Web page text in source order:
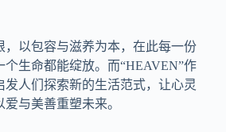
，以包容与滋养为本，在此每一份
生命都能绽放。而“HEAVEN”作
发人们探索新的生活范式，让心灵
与美善重塑未来。